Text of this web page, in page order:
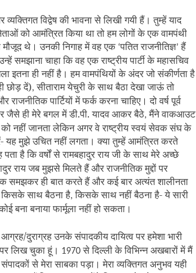
विद्वेष की भावना से लिखी गयी हैं। तुम्हें याद
को आमंत्रित किया था तो हम लोगों के एक वामपंथी
मौजूद थे। उनकी निगाह में वह एक ‘पतित राजनीतिज्ञ’हैं
चाहा कि वह एक राष्ट्रीय पार्टी के महासचिव
इतना ही नहीं है। हम वामपंथियों के अंदर जो संकीर्णता है
छोड़ दें),सीताराम येचुरी के साथ बैठा देखा जाऊं तो
पार्टियों में फर्क करना चाहिए। दो वर्ष पूर्व
जैसे ही मेरे बगल में डी.पी. यादव आकर बैठे,मैंने वाकआउट
नहीं जानता लेकिन अगर वे राष्ट्रीय स्वयं सेवक संघ के
मुझे उचित नहीं लगता। क्या तुम्हें आमंत्रित करते
पता है कि वर्षों से रामबहादुर राय जी के साथ मेरे अच्छे
राय जब मुझसे मिलते हैं और राजनीतिक मुद्दों पर
समझकर ही बात करते हैं और कई बार अत्यंत शालीनता
किसके साथ बैठना है,किसके साथ नहीं बैठना है- ये सारी
बना बनाया फार्मूला नहीं हो सकता।
दुराग्रह उनके संपादकीय दायित्व पर हमेशा भारी
लिख चुका हूं। 1970से दिल्ली के विभिन्न अखबारों में मैं
से मेरा साबका पड़ा। मेरा व्यक्तिगत अनुभव यही